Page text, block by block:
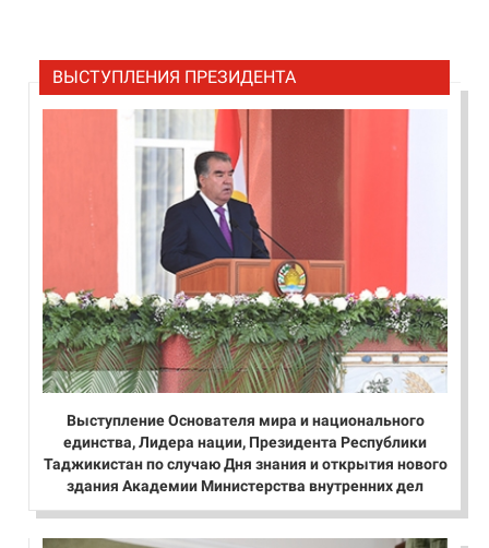
ВЫСТУПЛЕНИЯ ПРЕЗИДЕНТА
Выступление Основателя мира и национального
единства, Лидера нации, Президента Республики
Таджикистан по случаю Дня знания и открытия нового
здания Академии Министерства внутренних дел